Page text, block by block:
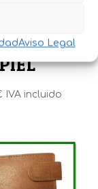
Aviso Legal
DE
PIEL
IVA incluido